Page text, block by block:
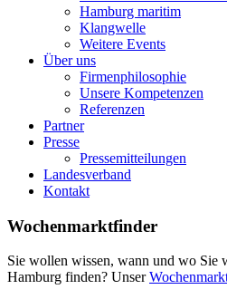
Hamburg maritim
Klangwelle
Weitere Events
Über uns
Firmenphilosophie
Unsere Kompetenzen
Referenzen
Partner
Presse
Pressemitteilungen
Landesverband
Kontakt
Wochenmarktfinder
Sie wollen wissen, wann und wo Sie
Hamburg finden? Unser